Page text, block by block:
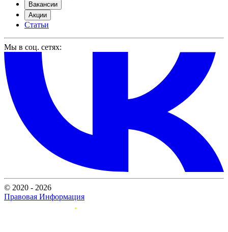
Вакансии
Акции
Статьи
Мы в соц. сетях:
© 2020 - 2026
Правовая Информация